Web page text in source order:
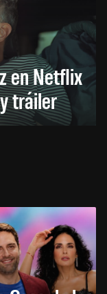
en Netflix
tráiler